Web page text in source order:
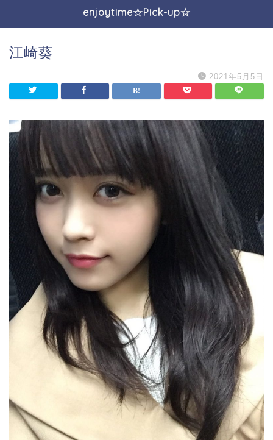
enjoytime☆Pick-up☆
江崎葵
2021年5月5日